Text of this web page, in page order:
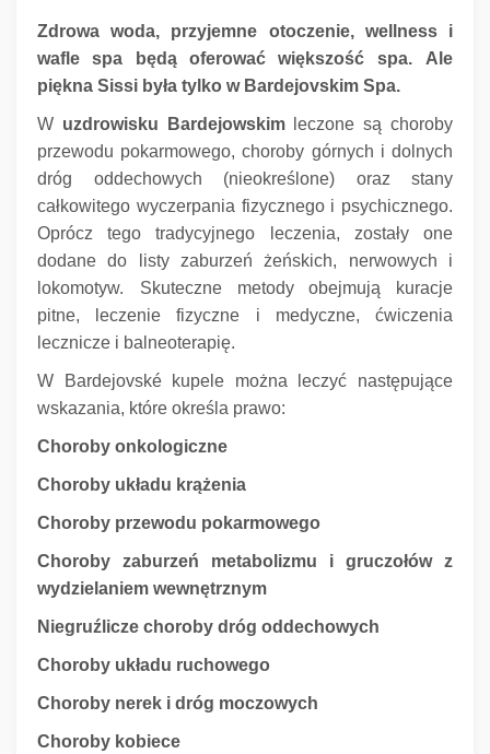
Zdrowa woda, przyjemne otoczenie, wellness i
wafle spa będą oferować większość spa.
Ale
piękna Sissi była tylko w Bardejovskim Spa.
W uzdrowisku Bardejowskimleczone są choroby
przewodu pokarmowego, choroby górnych i dolnych
dróg oddechowych (nieokreślone) oraz stany
całkowitego wyczerpania fizycznego i psychicznego.
Oprócz tego tradycyjnego leczenia, zostały one
dodane do listy zaburzeń żeńskich, nerwowych i
lokomotyw.
Skuteczne metody obejmują kuracje
pitne, leczenie fizyczne i medyczne, ćwiczenia
lecznicze i balneoterapię.
W Bardejovské kupele można leczyć następujące
wskazania, które określa prawo:
Choroby onkologiczne
Choroby układu krążenia
Choroby przewodu pokarmowego
Choroby zaburzeń metabolizmu i gruczołów z
wydzielaniem wewnętrznym
Niegruźlicze choroby dróg oddechowych
Choroby układu ruchowego
Choroby nerek i dróg moczowych
Choroby kobiece